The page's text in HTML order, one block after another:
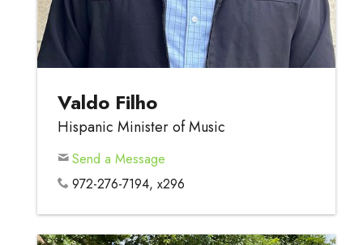
Valdo Filho
Hispanic Minister of Music
Send a Message
972-276-7194, x296